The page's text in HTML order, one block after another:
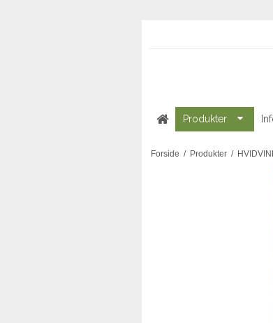
Produkter
Forside / Produkter /